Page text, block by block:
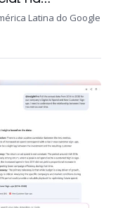
Latina do Google